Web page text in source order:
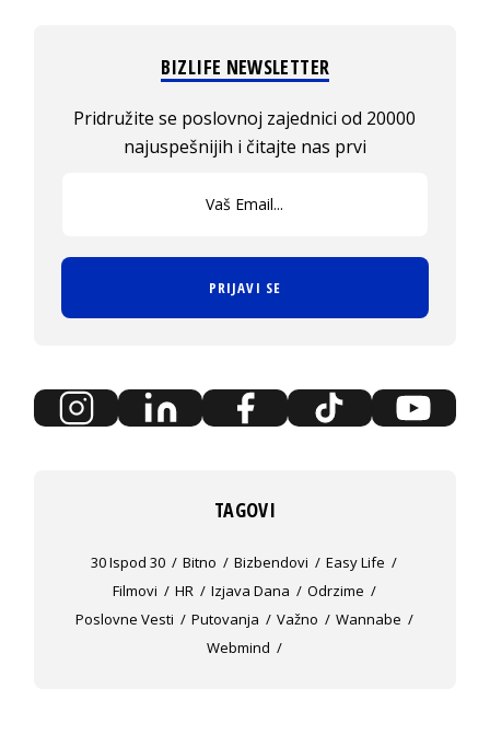
BIZLIFE NEWSLETTER
Pridružite se poslovnoj zajednici od 20000
najuspešnijih i čitajte nas prvi
PRIJAVI SE
TAGOVI
30 Ispod 30 Bitno Bizbendovi
Easy Life
Filmovi
HR Izjava Dana
Odrzime
Poslovne Vesti
Putovanja Važno
Wannabe
Webmind